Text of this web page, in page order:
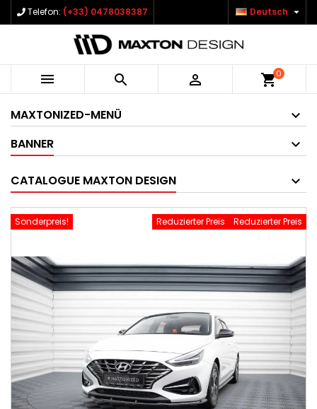
Telefon: (+33) 0478038387 Deutsch 
   shopping_cart0
MAXTONIZED-MENÜ
BANNER
CATALOGUE MAXTON DESIGN
Sonderpreis! Reduzierter Preis
Reduzierter Preis